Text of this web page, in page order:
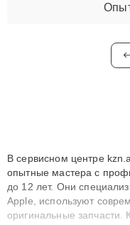
В сервисном центре
опытные мастера с
до 12 лет. Они
Apple, используют
оригинальные